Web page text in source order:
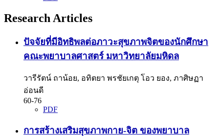
Research Articles
ปัจจัยที่มีอิทธิพลต่อภาวะสุขภาพจิตของนักศึกษา
คณะพยาบาลศาสตร์ มหาวิทยาลัยมหิดล
วารีรัตน์ ถาน้อย, อทิตยา พรชัยเกตุ โอว ยอง, ภาศิษฏา
อ่อนดี
60-76
PDF
การสร้างเสริมสุขภาพกาย-จิต ของพยาบาล